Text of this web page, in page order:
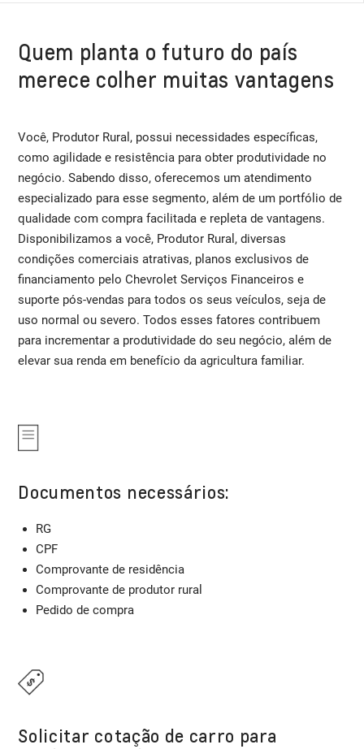
Quem planta o futuro do país
merece colher muitas vantagens
Você, Produtor Rural, possui necessidades específicas,
como agilidade e resistência para obter produtividade no
negócio. Sabendo disso, oferecemos um atendimento
especializado para esse segmento, além de um portfólio de
qualidade com compra facilitada e repleta de vantagens.
Disponibilizamos a você, Produtor Rural, diversas
condições comerciais atrativas, planos exclusivos de
financiamento pelo Chevrolet Serviços Financeiros e
suporte pós-vendas para todos os seus veículos, seja de
uso normal ou severo. Todos esses fatores contribuem
para incrementar a produtividade do seu negócio, além de
elevar sua renda em benefício da agricultura familiar.
Documentos necessários:
RG
CPF
Comprovante de residência
Comprovante de produtor rural
Pedido de compra
Solicitar cotação de carro para